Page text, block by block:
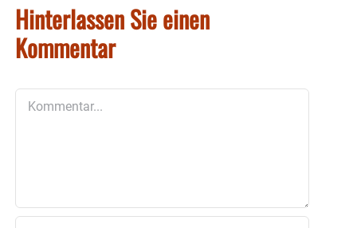
Hinterlassen Sie einen
Kommentar